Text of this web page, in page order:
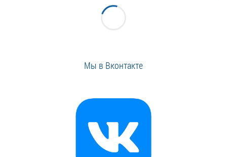
Мы в Вконтакте